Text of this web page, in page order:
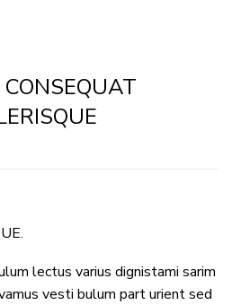
lectus varius dignistami sarim
vesti bulum part urient sed